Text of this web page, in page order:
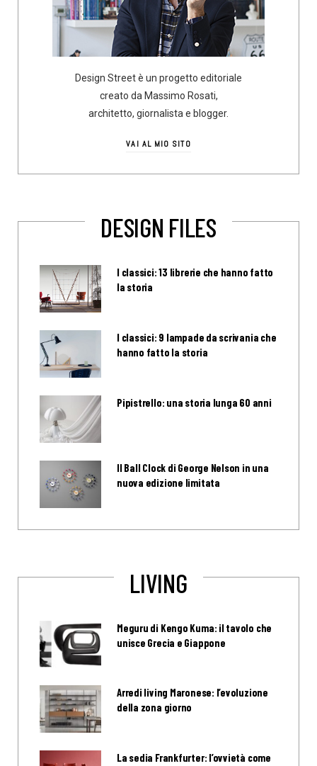
Design Street è un progetto editoriale
creato da Massimo Rosati,
architetto, giornalista e blogger.
VAI AL MIO SITO
DESIGN FILES
I classici: 13 librerie che hanno fatto
la storia
I classici: 9 lampade da scrivania che
hanno fatto la storia
Pipistrello: una storia lunga 60 anni
Il Ball Clock di George Nelson in una
nuova edizione limitata
LIVING
Meguru di Kengo Kuma: il tavolo che
unisce Grecia e Giappone
Arredi living Maronese: l’evoluzione
della zona giorno
La sedia Frankfurter: l’ovvietà come